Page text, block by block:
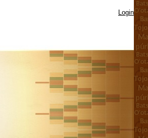
Login